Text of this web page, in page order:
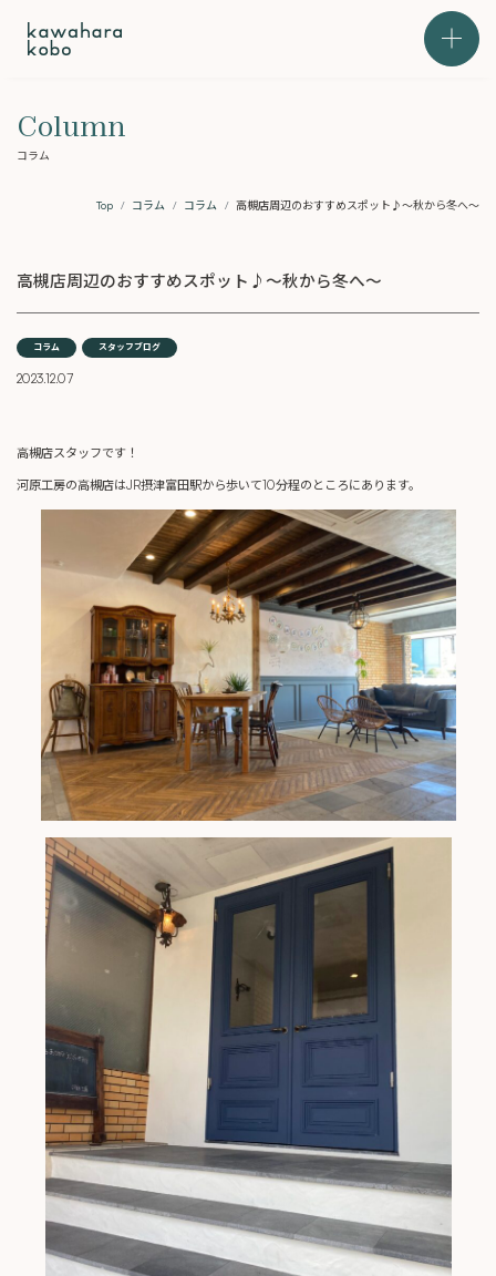
メニュ
Column
コラム
Top コラム コラム 高槻店周辺のおすすめスポット♪～秋から冬へ～
高槻店周辺のおすすめスポット♪～秋から冬へ～
コラム スタッフブログ
2023.12.07
高槻店スタッフです！
河原工房の高槻店はJR摂津富田駅から歩いて10分程のところにあります。